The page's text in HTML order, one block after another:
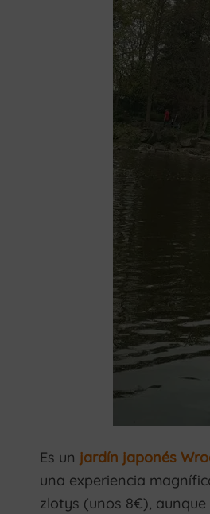
Es un jardín japonés
una experiencia
zlotys (unos 8€),